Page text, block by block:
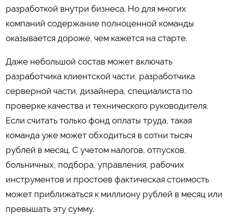
разработкой внутри бизнеса. Но для многих
компаний содержание полноценной команды
оказывается дороже, чем кажется на старте.
Даже небольшой состав может включать
разработчика клиентской части, разработчика
серверной части, дизайнера, специалиста по
проверке качества и технического руководителя.
Если считать только фонд оплаты труда, такая
команда уже может обходиться в сотни тысяч
рублей в месяц. С учетом налогов, отпусков,
больничных, подбора, управления, рабочих
инструментов и простоев фактическая стоимость
может приближаться к миллиону рублей в месяц или
превышать эту сумму.